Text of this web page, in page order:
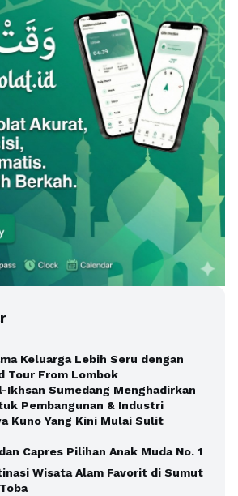
Keluarga Lebih Seru dengan
Tour From Lombok
Ikhsan Sumedang Menghadirkan
Pembangunan & Industri
Kuno Yang Kini Mulai Sulit
Capres Pilihan Anak Muda No. 1
Wisata Alam Favorit di Sumut